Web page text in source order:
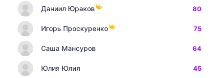
Даниил Юраков 80
Игорь Проскуренко 75
Саша Мансуров 64
Юлия Юлия 45